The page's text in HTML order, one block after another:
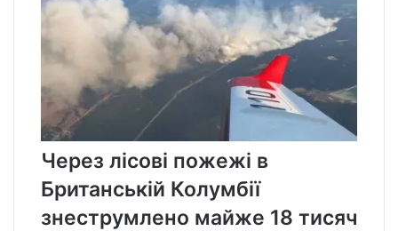
Через лісові пожежі в
Британській Колумбії
знеструмлено майже 18 тисяч